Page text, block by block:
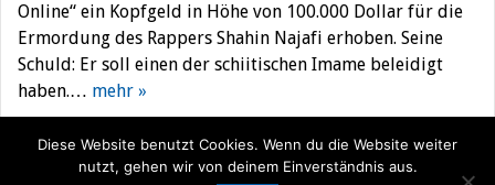
Online“ ein Kopfgeld in Höhe von 100.000 Dollar für die
Ermordung des Rappers Shahin Najafi erhoben. Seine
Schuld: Er soll einen der schiitischen Imame beleidigt
haben.… mehr »
Diese Website benutzt Cookies. Wenn du die Website weiter
nutzt, gehen wir von deinem Einverständnis aus.